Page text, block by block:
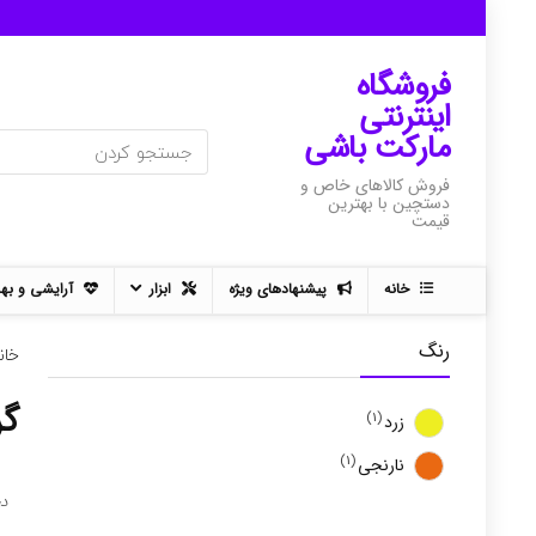
فروشگاه
اینترنتی
مارکت باشی
فروش کالاهای خاص و
دستچین با بهترین
قیمت
خانه پیشنهادهای ویژه ابزار آرایشی و
رنگ
زرد(1)
نارنجی(1)